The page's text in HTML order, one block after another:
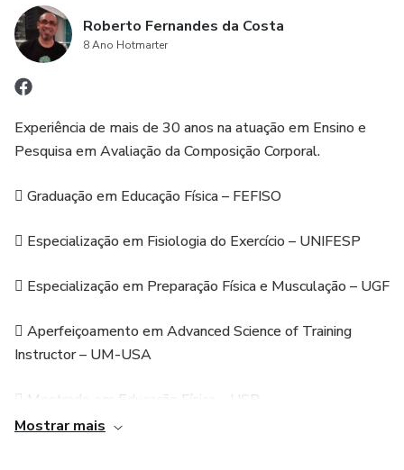
Roberto Fernandes da Costa
8 Ano Hotmarter
Experiência de mais de 30 anos na atuação em Ensino e
Pesquisa em Avaliação da Composição Corporal.
 Graduação em Educação Física – FEFISO
 Especialização em Fisiologia do Exercício – UNIFESP
 Especialização em Preparação Física e Musculação – UGF
 Aperfeiçoamento em Advanced Science of Training
Instructor – UM-USA
 Mestrado em Educação Física – USP
Mostrar mais